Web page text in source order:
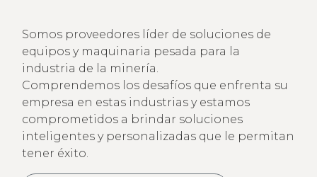
Somos proveedores líder de soluciones de
equipos y maquinaria pesada para la
industria de la minería.
Comprendemos los desafíos que enfrenta su
empresa en estas industrias y estamos
comprometidos a brindar soluciones
inteligentes y personalizadas que le permitan
tener éxito.